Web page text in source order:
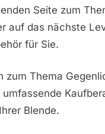
Seite zum
auf das nächste
für Sie.
Thema
Blende.